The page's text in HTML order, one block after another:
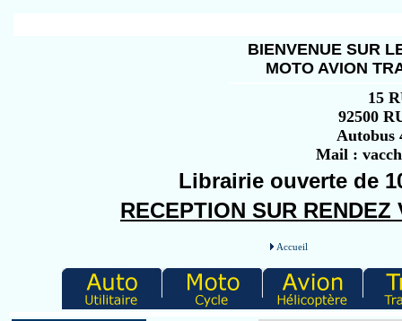
BIENVENUE SUR
MOTO AVION
15
92500
Autobus
Mail :
Librairie ouverte de
RECEPTION SUR
Accueil